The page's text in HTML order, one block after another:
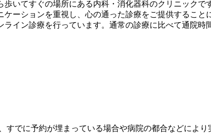
いてすぐの場所にある内科・消化器科のクリニック
ーションを重視し、心の通った診療をご提供するこ
イン診療を行っています。通常の診療に比べて通院
でに予約が埋まっている場合や病院の都合などによ